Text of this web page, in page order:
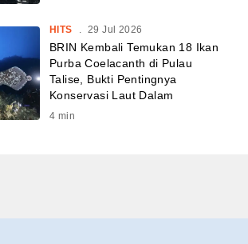
HITS . 29 Jul 2026
BRIN Kembali Temukan 18 Ikan
Purba Coelacanth di Pulau
Talise, Bukti Pentingnya
Konservasi Laut Dalam
4 min